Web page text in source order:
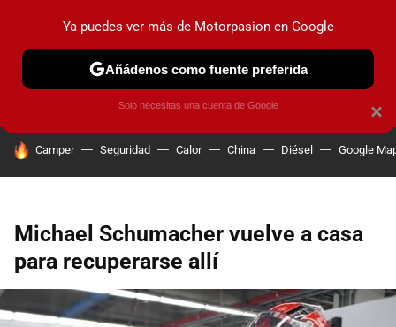
PRUEBAS COCHES ELÉCTRICOS OBSERVATORIO
HOY SE HABLA DE
Camper Seguridad Calor China Diésel Google
Michael Schumacher vuelve a casa
para recuperarse allí
×
Ya puedes ver más de Motorpasion en Google
Añádenos como fuente preferida
Solo necesitas una cuenta de Google